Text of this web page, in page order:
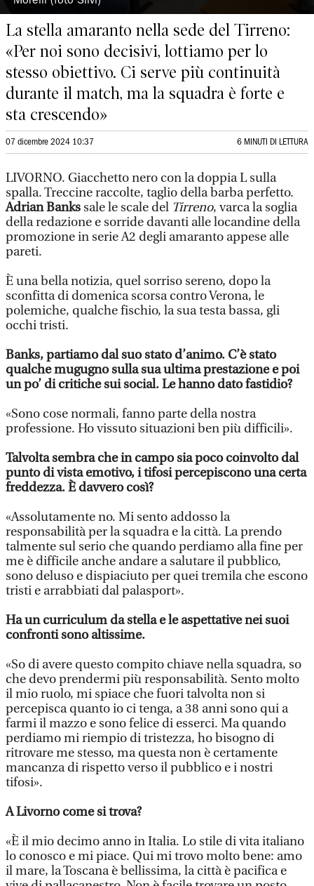
La stella amaranto nella sede del Tirreno:
«Per noi sono decisivi, lottiamo per lo
stesso obiettivo. Ci serve più continuità
durante il match, ma la squadra è forte e
sta crescendo»
07 dicembre 2024 10:37 6 MINUTI DI LETTURA
LIVORNO. Giacchetto nero con la doppia L sulla
spalla. Treccine raccolte, taglio della barba perfetto.
Adrian Bankssale le scale del Tirreno, varca la soglia
della redazione e sorride davanti alle locandine della
promozione in serie A2 degli amaranto appese alle
pareti.
È una bella notizia, quel sorriso sereno, dopo la
sconfitta di domenica scorsa contro Verona, le
polemiche, qualche fischio, la sua testa bassa, gli
occhi tristi.
Banks, partiamo dal suo stato d’animo. C’è stato
qualche mugugno sulla sua ultima prestazione e poi
un po’ di critiche sui social. Le hanno dato fastidio?
«Sono cose normali, fanno parte della nostra
professione. Ho vissuto situazioni ben più difficili».
Talvolta sembra che in campo sia poco coinvolto dal
punto di vista emotivo, i tifosi percepiscono una certa
freddezza. È davvero così?
«Assolutamente no. Mi sento addosso la
responsabilità per la squadra e la città. La prendo
talmente sul serio che quando perdiamo alla fine per
me è difficile anche andare a salutare il pubblico,
sono deluso e dispiaciuto per quei tremila che escono
tristi e arrabbiati dal palasport».
Ha un curriculum da stella e le aspettative nei suoi
confronti sono altissime.
«So di avere questo compito chiave nella squadra, so
che devo prendermi più responsabilità. Sento molto
il mio ruolo, mi spiace che fuori talvolta non si
percepisca quanto io ci tenga, a 38 anni sono qui a
farmi il mazzo e sono felice di esserci. Ma quando
perdiamo mi riempio di tristezza, ho bisogno di
ritrovare me stesso, ma questa non è certamente
mancanza di rispetto verso il pubblico e i nostri
tifosi».
A Livorno come si trova?
«È il mio decimo anno in Italia. Lo stile di vita italiano
lo conosco e mi piace. Qui mi trovo molto bene: amo
il mare, la Toscana è bellissima, la città è pacifica e